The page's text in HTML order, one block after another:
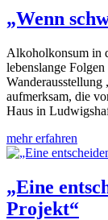
„Wenn
Alkoholkonsum in
lebenslange
aufmerksam, die
Haus in
mehr erfahren
„Eine
Projekt“